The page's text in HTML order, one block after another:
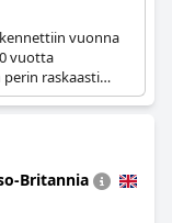
vuonna
vuotta
raskaasti
tultaessa se
alussa koko
uudelleen,
Vuosien
avattiin vuonna
ja museo.
Britannia